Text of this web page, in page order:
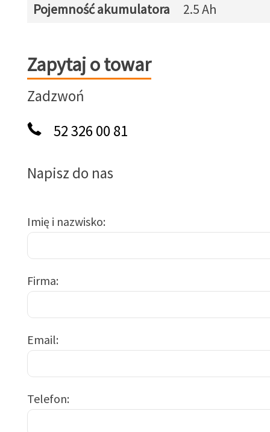
Pojemność akumulatora 2.5 Ah
Zapytaj o towar
Zapytaj o towar
Zadzwoń
52 326 00 81
Napisz do nas
Imię i nazwisko
Firma
Email
Telefon